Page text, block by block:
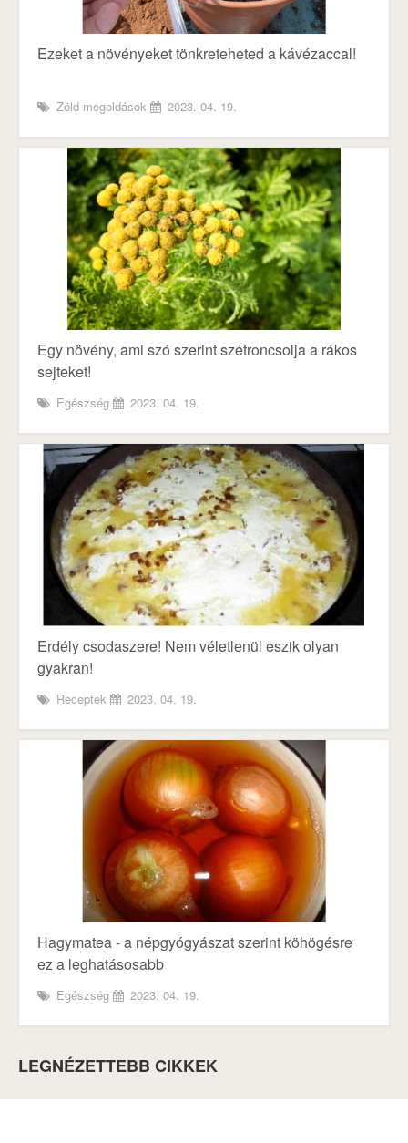
Ezeket a növényeket tönkreteheted a kávézaccal!
Zöld megoldások 2023. 04. 19.
Egy növény, ami szó szerint szétroncsolja a rákos
sejteket!
Egészség 2023. 04. 19.
Erdély csodaszere! Nem véletlenül eszik olyan
gyakran!
Receptek 2023. 04. 19.
Hagymatea - a népgyógyászat szerint köhögésre
ez a leghatásosabb
Egészség 2023. 04. 19.
LEGNÉZETTEBB CIKKEK